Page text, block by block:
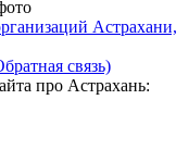
Астрахани,
связь)
про Астрахань: